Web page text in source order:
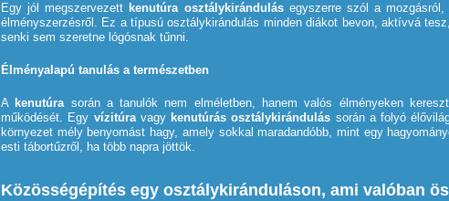
Egy jól megszervezett kenutúra osztálykirándulásegyszerre szól a mozgásról,
élményszerzésről. Ez a típusú osztálykirándulás minden diákot bevon, aktívvá
senki sem szeretne lógósnak tűnni.
Élményalapú tanulás a természetben
A kenutúrasorán a tanulók nem elméletben, hanem valós élményeken
működését. Egy vízitúravagy kenutúrás osztálykirándulás során a folyó
környezet mély benyomást hagy, amely sokkal maradandóbb, mint egy
esti tábortűzről, ha több napra jöttök.
Közösségépítés egy osztálykiránduláson, ami valóban